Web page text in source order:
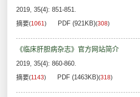
2019, 35(4): 851-851.
摘要(1061) PDF (921KB)(308)
《临床肝胆病杂志》官方网站简介
2019, 35(4): 860-860.
摘要(1143) PDF (1463KB)(318)